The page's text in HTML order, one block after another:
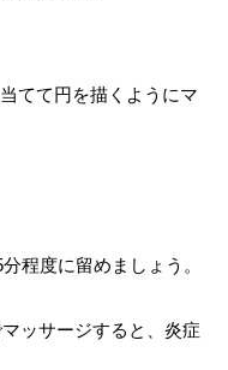
てて円を描くようにマ
程度に留めましょう。
ッサージすると、炎症